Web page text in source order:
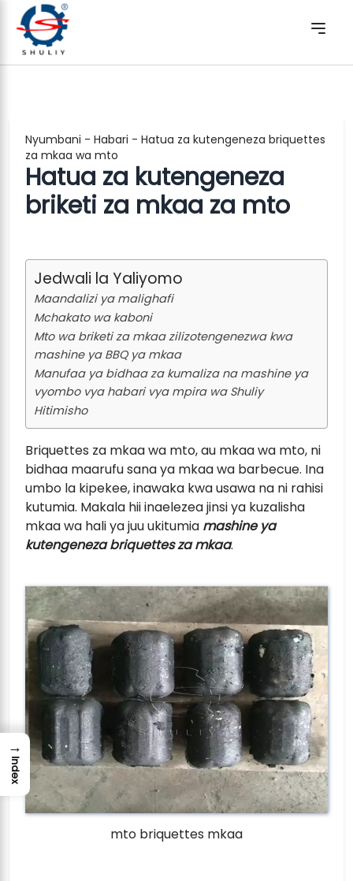
Nyumbani - Habari - Hatua za kutengeneza briquettes
za mkaa wa mto
Hatua za kutengeneza
briketi za mkaa za mto
Jedwali la Yaliyomo
Maandalizi ya malighafi
Mchakato wa kaboni
Mto wa briketi za mkaa zilizotengenezwa kwa
mashine ya BBQ ya mkaa
Manufaa ya bidhaa za kumaliza na mashine ya
vyombo vya habari vya mpira wa Shuliy
Hitimisho
Briquettes za mkaa wa mto, au mkaa wa mto, ni
bidhaa maarufu sana ya mkaa wa barbecue. Ina
umbo la kipekee, inawaka kwa usawa na ni rahisi
kutumia. Makala hii inaelezea jinsi ya kuzalisha
mkaa wa hali ya juu ukitumia mashine ya
kutengeneza briquettes za mkaa.
mto briquettes mkaa
→
Index